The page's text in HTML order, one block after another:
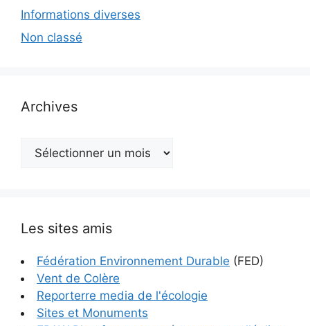
Informations diverses
Non classé
Archives
Archives
Les sites amis
Fédération Environnement Durable (FED)
Vent de Colère
Reporterre media de l'écologie
Sites et Monuments